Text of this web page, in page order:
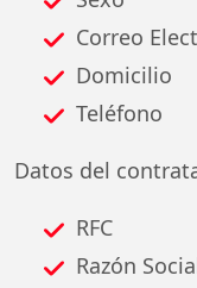
Correo
Domicilio
Teléfono
Datos del
RFC
Razón